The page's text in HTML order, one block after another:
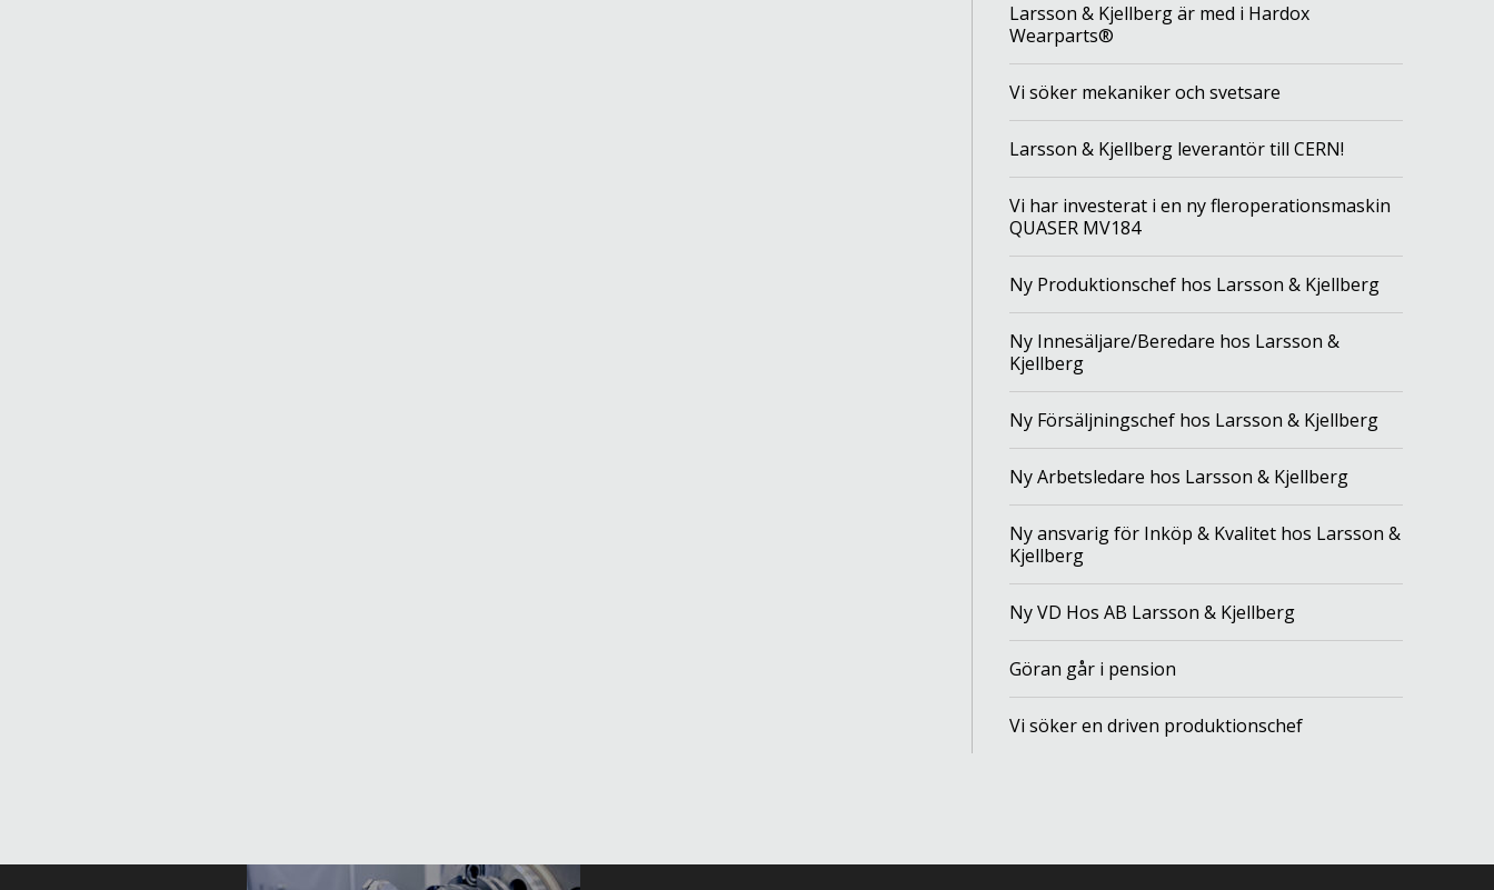
Larsson & Kjellberg är med i Hardox
Wearparts®
Vi söker mekaniker och svetsare
Larsson & Kjellberg leverantör till CERN!
Vi har investerat i en ny fleroperationsmaskin
QUASER MV184
Ny Produktionschef hos Larsson & Kjellberg
Ny Innesäljare/Beredare hos Larsson &
Kjellberg
Ny Försäljningschef hos Larsson & Kjellberg
Ny Arbetsledare hos Larsson & Kjellberg
Ny ansvarig för Inköp & Kvalitet hos Larsson &
Kjellberg
Ny VD Hos AB Larsson & Kjellberg
Göran går i pension
Vi söker en driven produktionschef